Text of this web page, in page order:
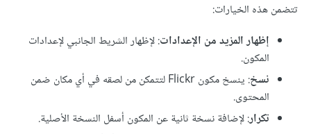
تتضمن هذه الخيارات:
إظهار المزيد من الإعدادات: لإظهار الشريط الجانبي لإعدادات
المكون.
نسخ
: ينسخ مكون Flickr لتتمكن من لصقه في أي مكان ضمن
المحتوى.
تكرار: لإضافة نسخة ثانية عن المكون أسفل النسخة الأصلية.